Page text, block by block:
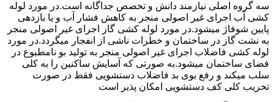
سه گروه اصلی نیازمند دانش و تخصص جداگانه است.در مورد لوله
کشی آب اجرای غیر اصولی منجر به کاهش فشار آب و یا بازدهی
پایین شوفاژ میشود.در مورد لوله کشی گاز اجرای غیر اصولی منجر
به نشت گاز در ساختمان و خطرات ناشی از انفجار میگردد.در مورد
لوله کشی فاضلاب اجرای غیر اصولی منجر به تولید بو نامطبوع در
فضای ساختمان میشود.به صورتی که آسایش ساکنین را به کلی
سلب میکند و رفع بوی بد فاضلاب دستشویی فقط در صورت
تخریب کلی کف دستشویی امکان پذیر است